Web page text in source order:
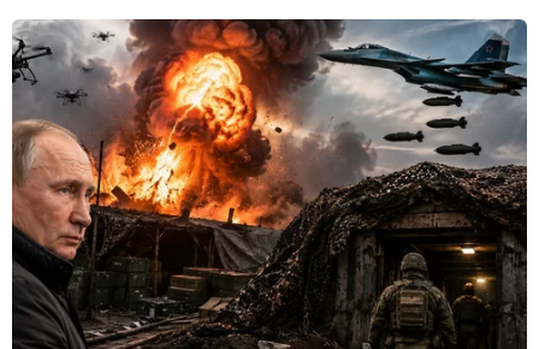
Người dân thắp hương tưởng nhớ, tri ân công ơn của các anh
hùng, liệt sỹ tại Nghĩa trang quốc gia đường 9. (Ảnh: Hoàng
Hiếu/TTXVN)
(TTXVN/Vietnam+)